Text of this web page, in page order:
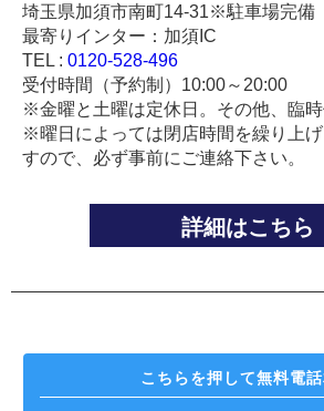
埼玉県加須市南町14-31※駐車場完備
最寄りインター：加須IC
TEL : 0120-528-496
受付時間（予約制）10:00～20:00
※金曜と土曜は定休日。その他、臨時
※曜日によっては閉店時間を繰り上
すので、必ず事前にご連絡下さい。
詳細はこちら
こちらを押して無料電